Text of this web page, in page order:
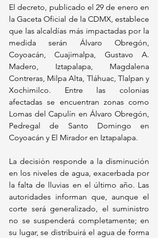
El decreto, publicado el 29 de enero en
la Gaceta Oficial de la CDMX, establece
que las alcaldías más impactadas por la
medida serán Álvaro Obregón,
Coyoacán, Cuajimalpa, Gustavo A.
Madero, Iztapalapa, Magdalena
Contreras, Milpa Alta, Tláhuac, Tlalpan y
Xochimilco. Entre las colonias
afectadas se encuentran zonas como
Lomas del Capulín en Álvaro Obregón,
Pedregal de Santo Domingo en
Coyoacán y El Mirador en Iztapalapa.
La decisión responde a la disminución
en los niveles de agua, exacerbada por
la falta de lluvias en el último año. Las
autoridades informan que, aunque el
corte será generalizado, el suministro
no se suspenderá completamente; en
su lugar, se distribuirá el agua de forma